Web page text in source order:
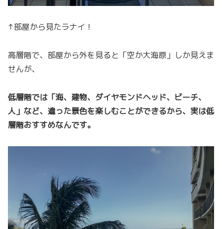
↑部屋から見たラナイ！
高層階で、部屋から外を見ると「空か大海原」しか見えま
せんが、
低層階では「海、建物、ダイヤモンドヘッド、ビーチ、
人」など、違った景色を楽しむことができるから、実は低
層階おすすめなんです。